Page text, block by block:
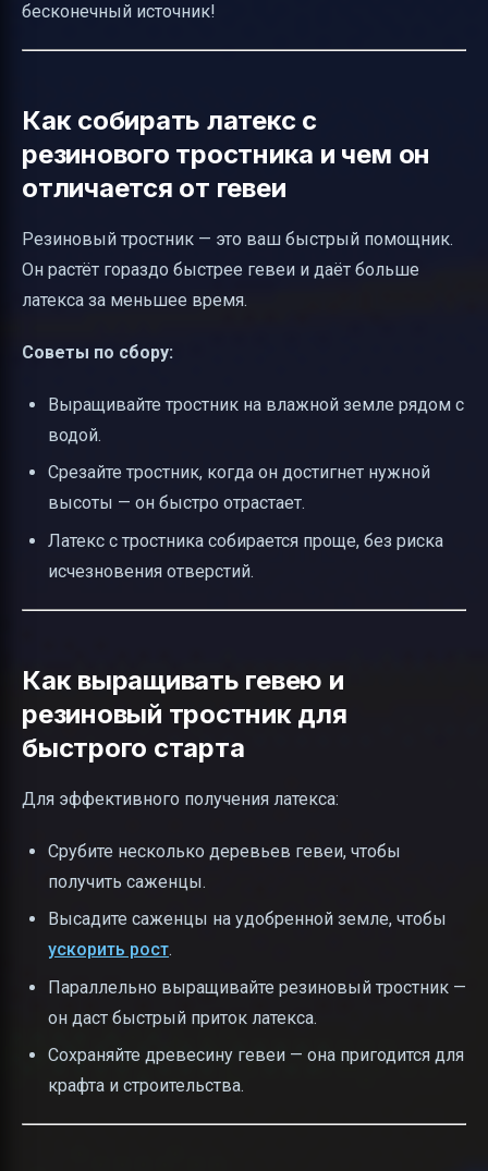
бесконечный источник!
Как собирать латекс с
резинового тростника и чем он
отличается от гевеи
Резиновый тростник — это ваш быстрый помощник.
Он растёт гораздо быстрее гевеи и даёт больше
латекса за меньшее время.
Советы по сбору:
Выращивайте тростник на влажной земле рядом с
водой.
Срезайте тростник, когда он достигнет нужной
высоты — он быстро отрастает.
Латекс с тростника собирается проще, без риска
исчезновения отверстий.
Как выращивать гевею и
резиновый тростник для
быстрого старта
Для эффективного получения латекса:
Срубите несколько деревьев гевеи, чтобы
получить саженцы.
Высадите саженцы на удобренной земле, чтобы
ускорить рост.
Параллельно выращивайте резиновый тростник —
он даст быстрый приток латекса.
Сохраняйте древесину гевеи — она пригодится для
крафта и строительства.